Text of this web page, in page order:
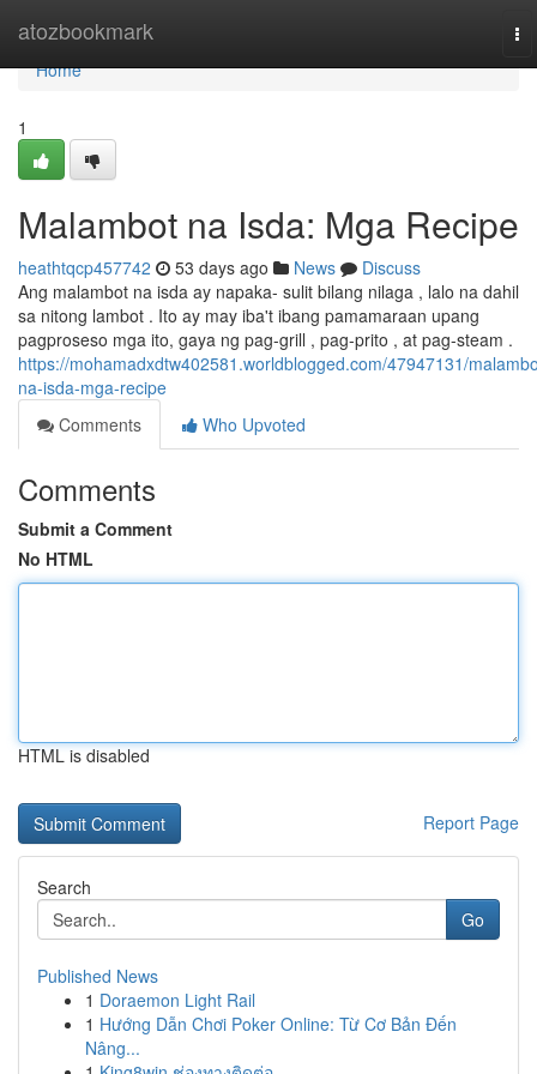
atozbookmark
Home
Home
1
Malambot na Isda: Mga Recipe
heathtqcp457742 53 days ago News
Discuss
Ang malambot na isda ay napaka- sulit bilang nilaga , lalo na dahil
sa nitong lambot . Ito ay may iba't ibang pamamaraan upang
pagproseso mga ito, gaya ng pag-grill , pag-prito , at pag-steam .
https://mohamadxdtw402581.worldblogged.com/47947131/
na-isda-mga-recipe
Comments
Who Upvoted
Comments
Submit a Comment
No HTML
HTML is disabled
Report Page
Search
Go
Published News
1 Doraemon Light Rail
1 Hướng Dẫn Chơi Poker Online: Từ Cơ Bản Đến
Nâng...